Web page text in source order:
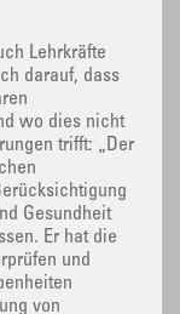
Lehrkräfte
darauf, dass
wo dies nicht
trifft: „Der
Gesundheit
Er hat die
und
von